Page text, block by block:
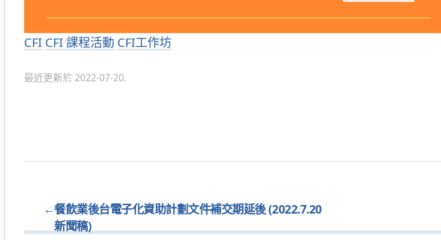
分
CFI CFI 課程活動 CFI工作坊
最近更新於 2022-07-20.
←餐飲業後台電子化資助計劃文件補交期延後 (2022.7.20
新聞稿)